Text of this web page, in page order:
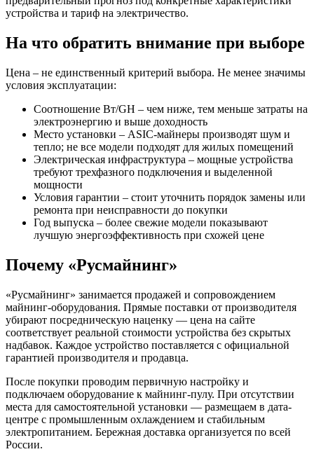
устройства и тариф на электричество.
На что обратить внимание при выборе
Цена – не единственный критерий выбора. Не менее значимы
условия эксплуатации:
Соотношение Вт/GH – чем ниже, тем меньше затраты на
электроэнергию и выше доходность
Место установки – ASIC-майнеры производят шум и
тепло; не все модели подходят для жилых помещений
Электрическая инфраструктура – мощные устройства
требуют трехфазного подключения и выделенной
мощности
Условия гарантии – стоит уточнить порядок замены или
ремонта при неисправности до покупки
Год выпуска – более свежие модели показывают
лучшую энергоэффективность при схожей цене
Почему «Русмайнинг»
«Русмайнинг» занимается продажей и сопровождением
майнинг-оборудования. Прямые поставки от производителя
убирают посредническую наценку — цена на сайте
соответствует реальной стоимости устройства без скрытых
надбавок. Каждое устройство поставляется с официальной
гарантией производителя и продавца.
После покупки проводим первичную настройку и
подключаем оборудование к майнинг-пулу. При отсутствии
места для самостоятельной установки — размещаем в дата-
центре с промышленным охлаждением и стабильным
электропитанием. Бережная доставка организуется по всей
России.